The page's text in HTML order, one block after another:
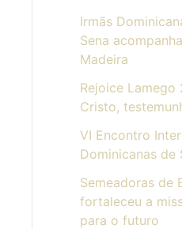
Irmãs
Sena
Madeira
Rejoice
Cristo,
VI Encontro
Dominicanas de
Semeadoras de
fortaleceu a
para o futuro